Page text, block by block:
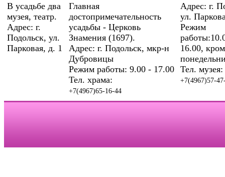
В усадьбе два
музея, театр.
Адрес: г.
Подольск, ул.
Парковая, д. 1
Главная
достопримечательность
усадьбы - Церковь
Знамения (1697).
Адрес: г. Подольск, мкр-н
Дубровицы
Режим работы: 9.00 - 17.00
Тел. храма:
+7(4967)65-16-44
Адрес: г.
ул.
Режим
16.00,
Тел. музея:
+7(4967)57-